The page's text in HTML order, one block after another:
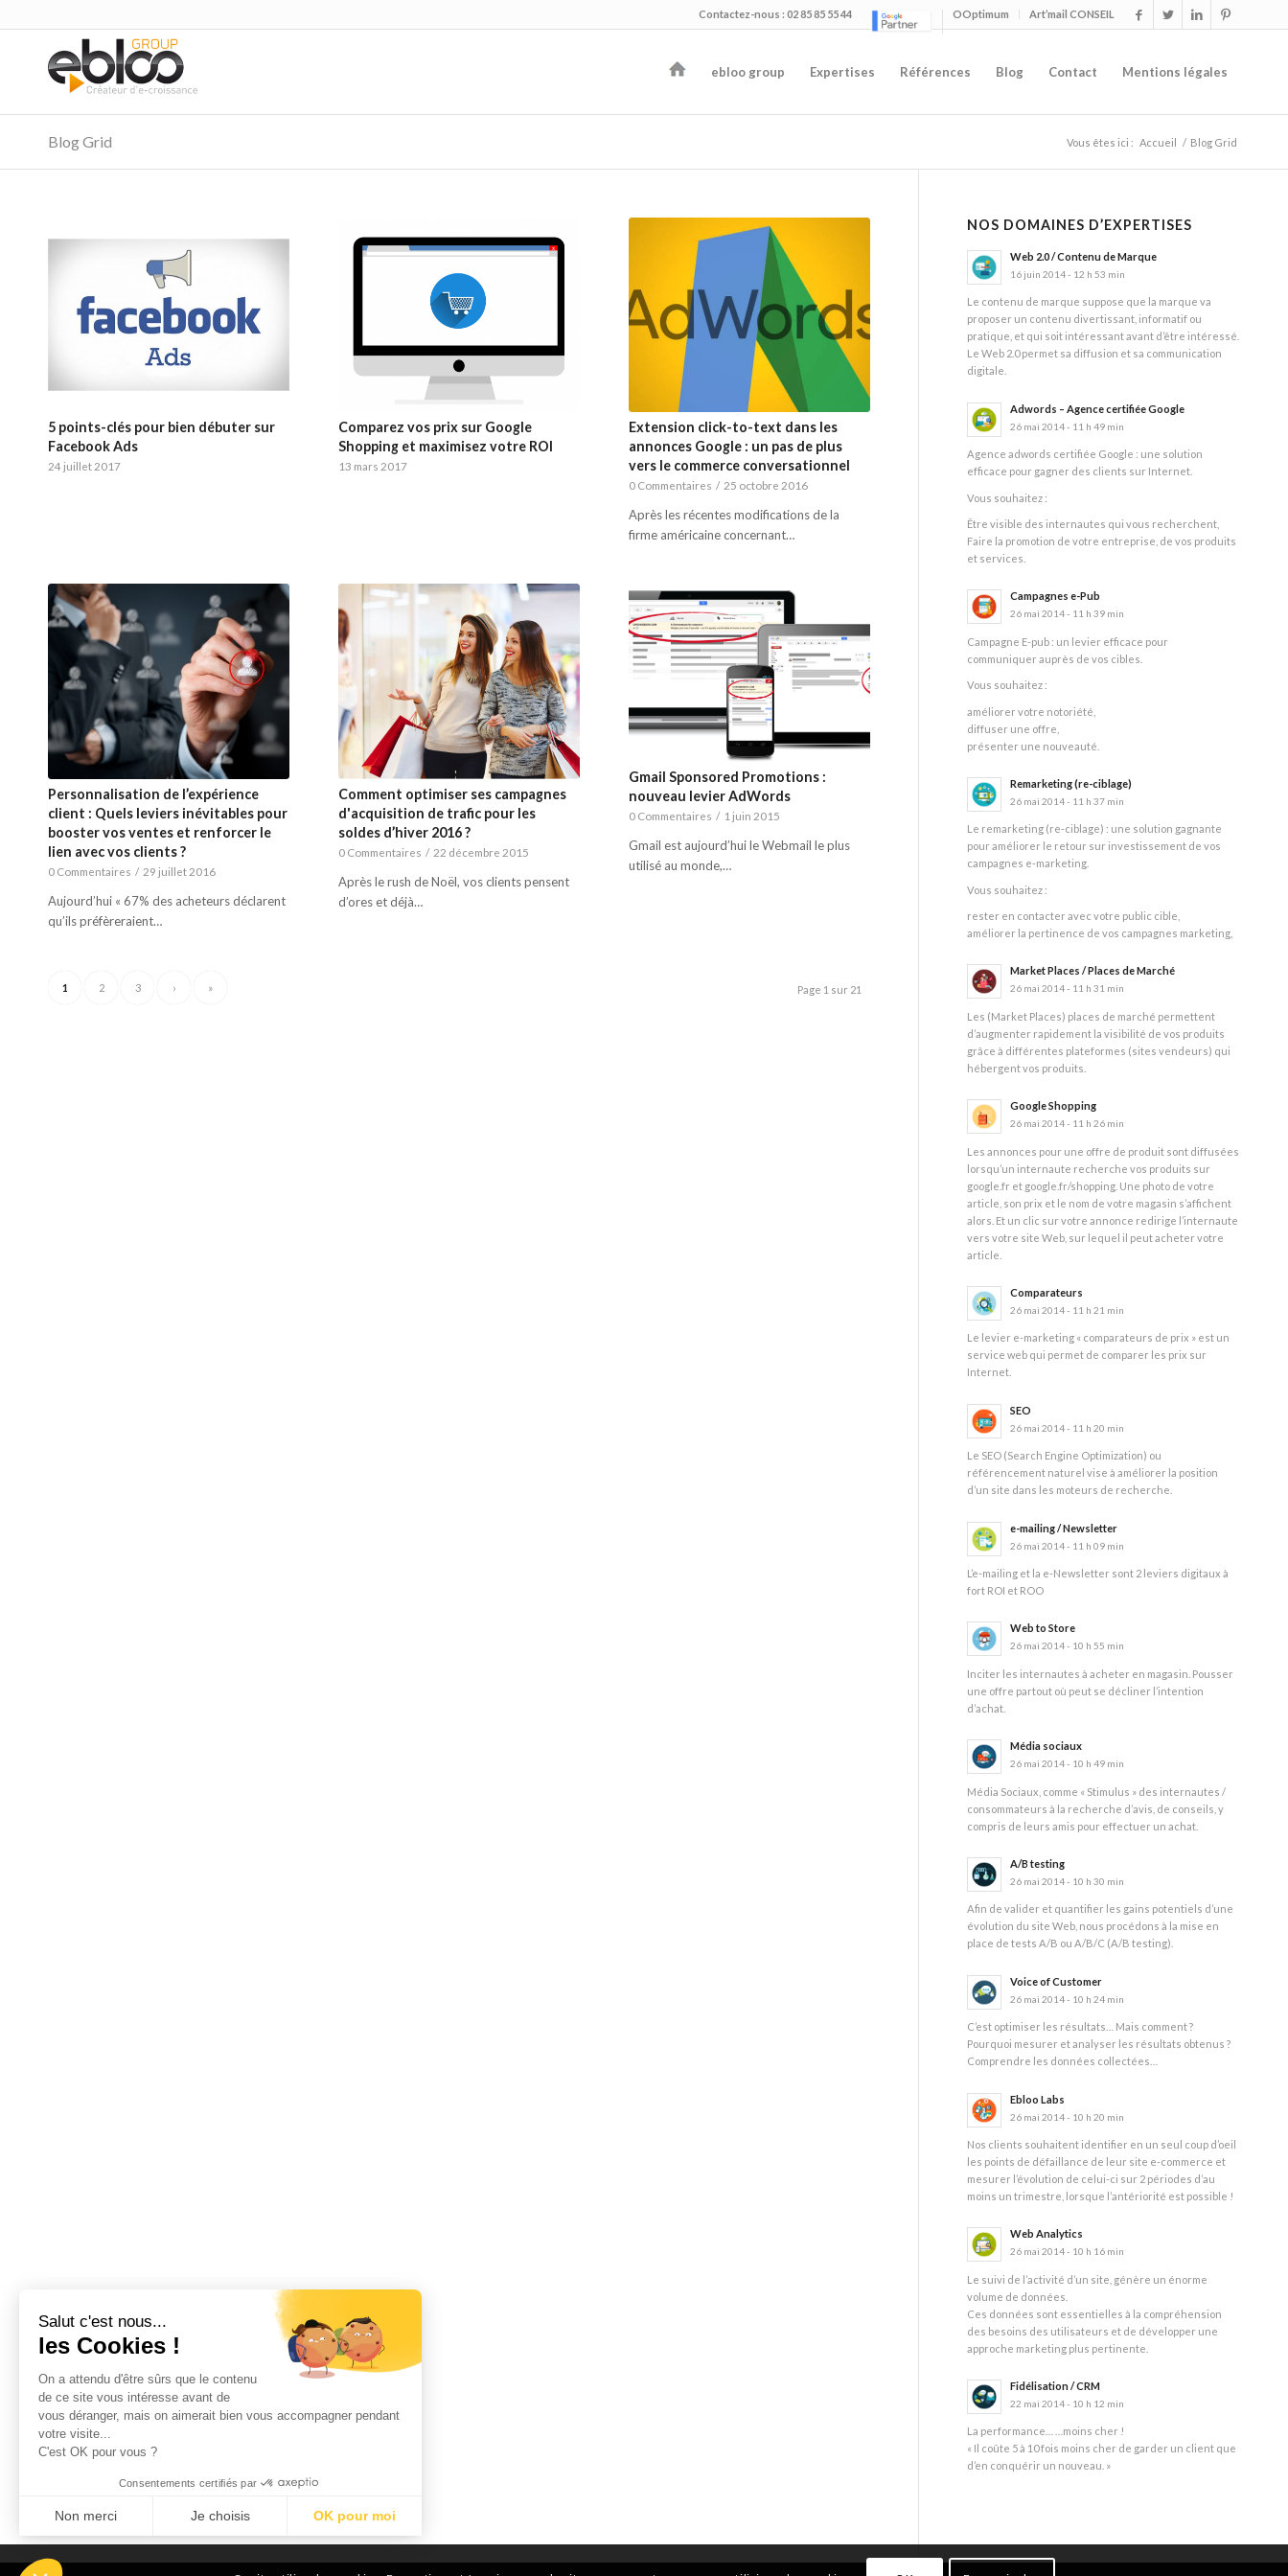
OOptimum Art’mail CONSEIL
Contactez-nous : 02 85 85 55 44
ebloo group Expertises Références Blog Contact Mentions légales
Blog Grid Vous êtes ici : Accueil / Blog Grid
5 points-clés pour bien débuter sur
Facebook Ads
24 juillet 2017
Comparez vos prix sur Google
Shopping et maximisez votre ROI
13 mars 2017
Extension click-to-text dans les
annonces Google : un pas de plus
vers le commerce conversationnel
0 Commentaires / 25 octobre 2016
Après les récentes modifications de la
firme américaine concernant…
Personnalisation de l’expérience
client : Quels leviers inévitables pour
booster vos ventes et renforcer le
lien avec vos clients ?
0 Commentaires / 29 juillet 2016
Aujourd’hui « 67% des acheteurs déclarent
qu’ils préfèreraient…
Comment optimiser ses campagnes
d'acquisition de trafic pour les
soldes d’hiver 2016 ?
0 Commentaires / 22 décembre 2015
Après le rush de Noël, vos clients pensent
d’ores et déjà…
Gmail Sponsored Promotions :
nouveau levier AdWords
0 Commentaires / 1 juin 2015
Gmail est aujourd’hui le Webmail le plus
utilisé au monde,…
Page 1 sur 21
1 2 3 › »
NOS DOMAINES D’EXPERTISES
Web 2.0 / Contenu de Marque
16 juin 2014 - 12 h 53 min
Le contenu de marque suppose que la marque va
proposer un contenu divertissant, informatif ou
pratique, et qui soit intéressant avant d’être intéressé.
Le Web 2.0 permet sa diffusion et sa communication
digitale.
Adwords – Agence certifiée Google
26 mai 2014 - 11 h 49 min
Agence adwords certifiée Google : une solution
efficace pour gagner des clients sur Internet.
Vous souhaitez :
Être visible des internautes qui vous recherchent,
Faire la promotion de votre entreprise, de vos produits
et services.
Campagnes e-Pub
26 mai 2014 - 11 h 39 min
Campagne E-pub : un levier efficace pour
communiquer auprès de vos cibles.
Vous souhaitez :
améliorer votre notoriété,
diffuser une offre,
présenter une nouveauté.
Remarketing (re-ciblage)
26 mai 2014 - 11 h 37 min
Le remarketing (re-ciblage) : une solution gagnante
pour améliorer le retour sur investissement de vos
campagnes e-marketing.
Vous souhaitez :
rester en contacter avec votre public cible,
améliorer la pertinence de vos campagnes marketing,
Market Places / Places de Marché
26 mai 2014 - 11 h 31 min
Les (Market Places) places de marché permettent
d’augmenter rapidement la visibilité de vos produits
grâce à différentes plateformes (sites vendeurs) qui
hébergent vos produits.
Google Shopping
26 mai 2014 - 11 h 26 min
Les annonces pour une offre de produit sont diffusées
lorsqu’un internaute recherche vos produits sur
google.fr et google.fr/shopping. Une photo de votre
article, son prix et le nom de votre magasin s’affichent
alors. Et un clic sur votre annonce redirige l’internaute
vers votre site Web, sur lequel il peut acheter votre
article.
Comparateurs
26 mai 2014 - 11 h 21 min
Le levier e-marketing « comparateurs de prix » est un
service web qui permet de comparer les prix sur
Internet.
SEO
26 mai 2014 - 11 h 20 min
Le SEO (Search Engine Optimization) ou
référencement naturel vise à améliorer la position
d’un site dans les moteurs de recherche.
e-mailing / Newsletter
26 mai 2014 - 11 h 09 min
L’e-mailing et la e-Newsletter sont 2 leviers digitaux à
fort ROI et ROO
Web to Store
26 mai 2014 - 10 h 55 min
Inciter les internautes à acheter en magasin. Pousser
une offre partout où peut se décliner l’intention
d’achat.
Média sociaux
26 mai 2014 - 10 h 49 min
Média Sociaux, comme « Stimulus » des internautes /
consommateurs à la recherche d’avis, de conseils, y
compris de leurs amis pour effectuer un achat.
A/B testing
26 mai 2014 - 10 h 30 min
Afin de valider et quantifier les gains potentiels d’une
évolution du site Web, nous procédons à la mise en
place de tests A/B ou A/B/C (A/B testing).
Voice of Customer
26 mai 2014 - 10 h 24 min
C’est optimiser les résultats… Mais comment ?
Pourquoi mesurer et analyser les résultats obtenus ?
Comprendre les données collectées…
Ebloo Labs
26 mai 2014 - 10 h 20 min
Nos clients souhaitent identifier en un seul coup d’oeil
les points de défaillance de leur site e-commerce et
mesurer l’évolution de celui-ci sur 2 périodes d’au
moins un trimestre, lorsque l’antériorité est possible !
Web Analytics
26 mai 2014 - 10 h 16 min
Le suivi de l’activité d’un site, génère un énorme
volume de données.
Ces données sont essentielles à la compréhension
des besoins des utilisateurs et de développer une
approche marketing plus pertinente.
Fidélisation / CRM
22 mai 2014 - 10 h 12 min
La performance… …moins cher !
« Il coûte 5 à 10 fois moins cher de garder un client que
d’en conquérir un nouveau. »
Salut c'est nous...
les Cookies !
On a attendu d'être sûrs que le contenu
de ce site vous intéresse avant de
vous déranger, mais on aimerait bien vous accompagner pendant
votre visite...
C'est OK pour vous ?
Consentements certifiés par
Non merci Je choisis OK pour moi
Axeptio consent
Plateforme de Gestion du Consentement : Personnalisez vos Options